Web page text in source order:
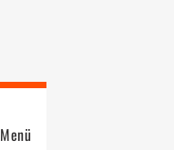
Menü